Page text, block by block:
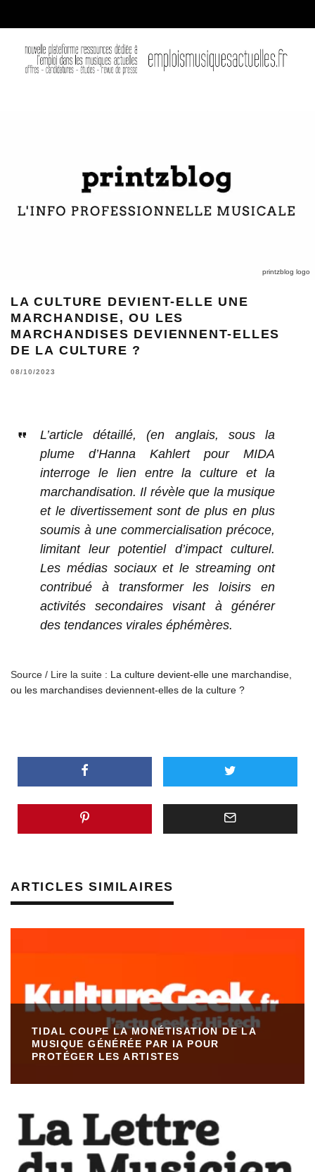
printzblog logo
LA CULTURE DEVIENT-ELLE UNE
MARCHANDISE, OU LES
MARCHANDISES DEVIENNENT-ELLES
DE LA CULTURE ?
08/10/2023
L’article détaillé, (en anglais, sous la
plume d’Hanna Kahlert pour MIDA
interroge le lien entre la culture et la
marchandisation. Il révèle que la musique
et le divertissement sont de plus en plus
soumis à une commercialisation précoce,
limitant leur potentiel d’impact culturel.
Les médias sociaux et le streaming ont
contribué à transformer les loisirs en
activités secondaires visant à générer
des tendances virales éphémères.
Source / Lire la suite : La culture devient-elle une marchandise,
ou les marchandises deviennent-elles de la culture ?
ARTICLES SIMILAIRES
TIDAL COUPE LA MONÉTISATION DE LA
MUSIQUE GÉNÉRÉE PAR IA POUR
PROTÉGER LES ARTISTES